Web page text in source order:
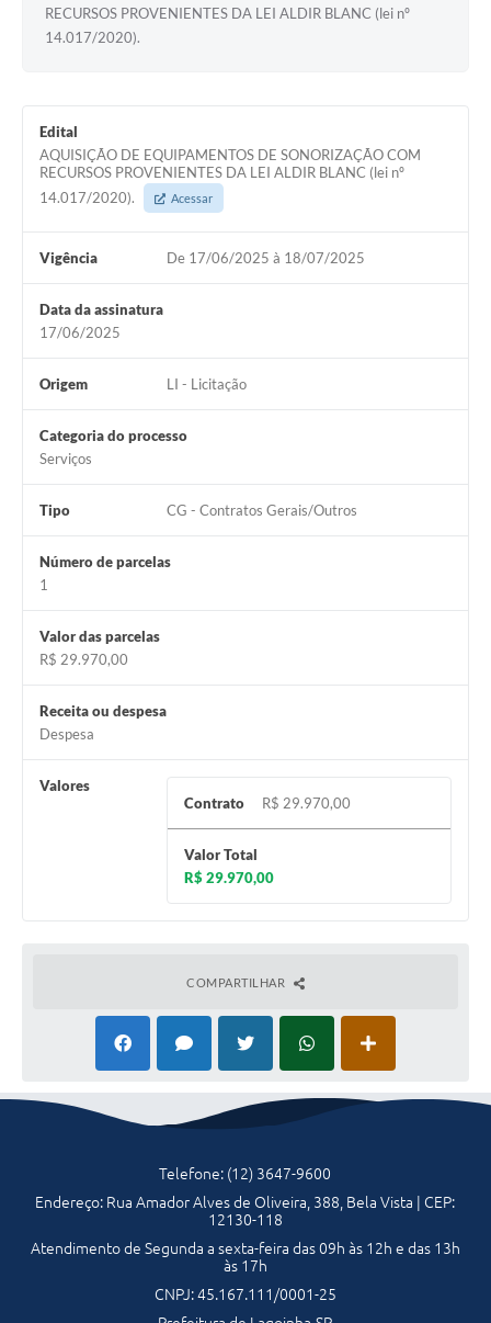
A Prefeitura
Projetos
Contas Públicas
Links
Serviços Online
Transparência
Jornal
SIC
Diário Oficial
RECURSOS PROVENIENTES DA LEI ALDIR BLANC (lei nº
14.017/2020).
Edital
AQUISIÇÃO DE EQUIPAMENTOS DE SONORIZAÇÃO COM
RECURSOS PROVENIENTES DA LEI ALDIR BLANC (lei nº
14.017/2020).
Acessar
Vigência De 17/06/2025 à 18/07/2025
Data da assinatura
17/06/2025
Origem LI - Licitação
Categoria do processo
Serviços
Tipo CG - Contratos Gerais/Outros
Número de parcelas
1
Valor das parcelas
R$ 29.970,00
Receita ou despesa
Despesa
Valores
Contrato
R$ 29.970,00
Valor Total
R$ 29.970,00
COMPARTILHAR
Telefone: (12) 3647-9600
Endereço: Rua Amador Alves de Oliveira, 388, Bela Vista | CEP:
12130-118
Atendimento de Segunda a sexta-feira das 09h às 12h e das 13h
às 17h
CNPJ: 45.167.111/0001-25